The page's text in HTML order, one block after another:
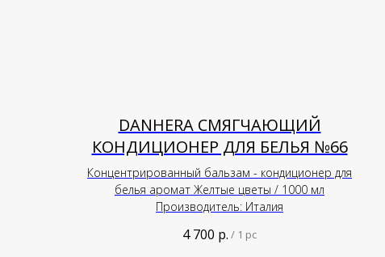
DANHERA СМЯГЧАЮЩИЙ
КОНДИЦИОНЕР ДЛЯ БЕЛЬЯ №66
Концентрированный бальзам - кондиционер для
белья аромат Желтые цветы / 1000 мл
Производитель: Италия
4 700 р. / 1 pc